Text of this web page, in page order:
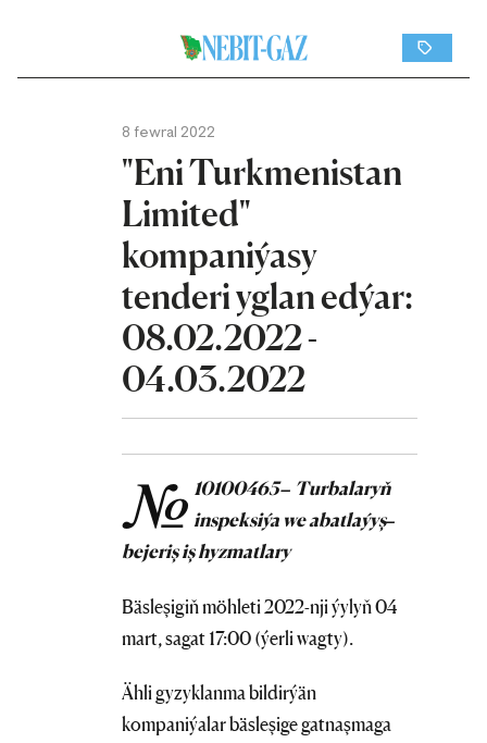
8 fewral 2022
"Eni Turkmenistan
Limited"
kompaniýasy
tenderi yglan edýar:
08.02.2022 -
04.03.2022
№ 10100465– Turbalaryň
inspeksiýa we abatlaýyş–
bejeriş iş hyzmatlary
Bäsleşigiň möhleti 2022-nji ýylyň 04
mart, sagat 17:00 (ýerli wagty).
Ähli gyzyklanma bildirýän
kompaniýalar bäsleşige gatnaşmaga